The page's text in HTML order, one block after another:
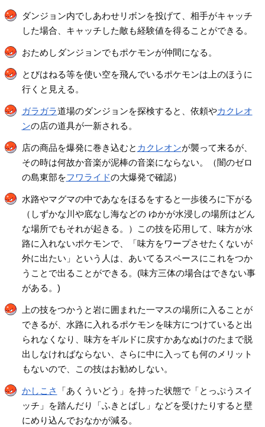
ダンジョン内でしあわせリボンを投げて、相手がキャッチ
した場合、キャッチした敵も経験値を得ることができる。
おためしダンジョンでもポケモンが仲間になる。
とびはねる等を使い空を飛んでいるポケモンは上のほうに
行くと見える。
ガラガラ道場のダンジョンを探検すると、依頼やカクレオ
ンの店の道具が一新される。
店の商品を爆発に巻き込むと カクレオンが襲って来るが、
その時は何故か音楽が泥棒の音楽にならない。（闇のゼロ
の島東部をフワライドの大爆発で確認）
水路やマグマの中であなをほるをすると一歩後ろに下がる
（しずかな川や底なし海などの ゆかが水浸しの場所はどん
な場所でもそれが起きる。）この技を応用して、味方が水
路に入れないポケモンで、「味方をワープさせたくないが
外に出たい」という人は、あいてるスペースにこれをつか
うことで出ることができる。(味方三体の場合はできない事
がある。)
上の技をつかうと岩に囲まれた一マスの場所に入ることが
できるが、水路に入れるポケモンを味方につけていると出
られなくなり、味方をギルドに戻すかあなぬけのたまで脱
出しなければならない、さらに中に入っても何のメリット
もないので、この技はお勧めしない。
かしこさ
「あくういどう」を持った状態で「とっぷうスイ
ッチ」を踏んだり「ふきとばし」などを受けたりすると壁
にめり込んでおなかが減る。